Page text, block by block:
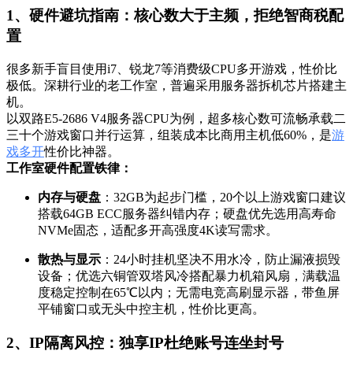
1、硬件避坑指南：核心数大于主频，拒绝智商税配
置
很多新手盲目使用i7、锐龙7等消费级CPU多开游戏，性价比
极低。深耕行业的老工作室，普遍采用服务器拆机芯片搭建主
机。
以双路E5-2686 V4服务器CPU为例，超多核心数可流畅承载二
三十个游戏窗口并行运算，组装成本比商用主机低60%，是游
戏多开性价比神器。
工作室硬件配置铁律：
内存与硬盘 ：32GB为起步门槛，20个以上游戏窗口建议
搭载64GB ECC服务器纠错内存；硬盘优先选用高寿命
NVMe固态，适配多开高强度4K读写需求。
散热与显示 ：24小时挂机坚决不用水冷，防止漏液损毁
设备；优选六铜管双塔风冷搭配暴力机箱风扇，满载温
度稳定控制在65℃以内；无需电竞高刷显示器，带鱼屏
平铺窗口或无头中控主机，性价比更高。
2、IP隔离风控：独享IP杜绝账号连坐封号